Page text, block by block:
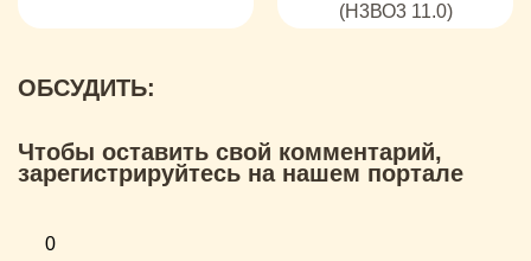
(Н3ВО3 11.0)
ОБСУДИТЬ:
Чтобы оставить свой комментарий,
зарегистрируйтесь на нашем портале
0